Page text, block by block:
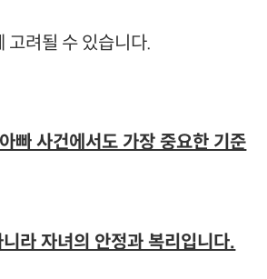
고려될 수 있습니다.
빠 사건에서도 가장 중요한 기준
라 자녀의 안정과 복리입니다.